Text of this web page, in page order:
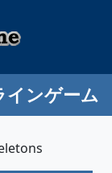
ンゲーム